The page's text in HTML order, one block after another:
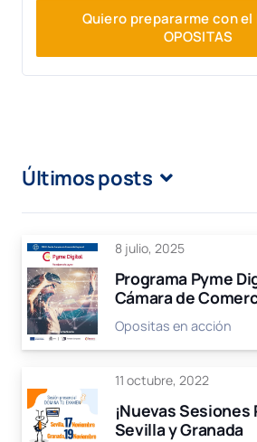
Quiero prepararme con el
OPOSITAS
Últimos posts
8 julio, 2025
Programa Pyme
Cámara de
Opositas en acción
11 octubre, 2022
¡Nuevas
Sevilla y Granada